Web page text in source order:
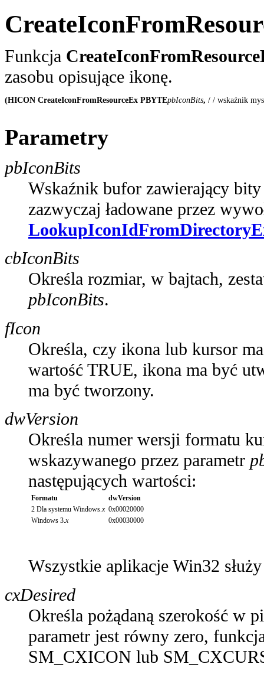
Funkcja
zasobu opisujące ikonę.
(HICON CreateIconFromResourceEx PBYTEpbIconBits, / / wskaźnik
Parametry
pbIconBits
Wskaźnik bufor zawierający
zazwyczaj ładowane przez
cbIconBits
Określa rozmiar, w bajtach,
pbIconBits.
fIcon
Określa, czy ikona lub kursor
wartość TRUE, ikona ma być
ma być tworzony.
dwVersion
Określa numer wersji formatu
wskazywanego przez parametr
następujących wartości:
Formatu
dwVersion
2 Dla systemu Windows.x 0x00020000
Windows 3.x 0x00030000
Wszystkie aplikacje Win32
cxDesired
Określa pożądaną szerokość w
parametr jest równy zero,
SM_CXICON lub